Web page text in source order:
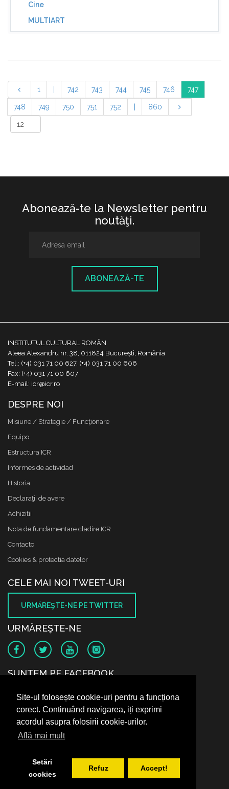
Site-ul folosește cookie-uri pentru a funcționa
corect. Continuând navigarea, iți exprimi
acordul asupra folosirii cookie-urilor.
Află mai mult
Setări
cookies
Refuz Accept!
Cine
MULTIART
1 742 743 744 745 746 747
748 749 750 751 752 860
Abonează-te la Newsletter pentru
noutăţi.
ABONEAZĂ-TE
INSTITUTUL CULTURAL ROMÂN
Aleea Alexandru nr. 38, 011824 București, România
Tel.: (+4) 031 71 00 627, (+4) 031 71 00 606
Fax: (+4) 031 71 00 607
E-mail: icr@icr.ro
DESPRE NOI
Misiune / Strategie / Funcţionare
Equipo
Estructura ICR
Informes de actividad
Historia
Declaraţii de avere
Achizitii
Nota de fundamentare cladire ICR
Contacto
Cookies & protectia datelor
CELE MAI NOI TWEET-URI
URMĂREŞTE-NE PE TWITTER
URMĂREŞTE-NE
SUNTEM PE FACEBOOK